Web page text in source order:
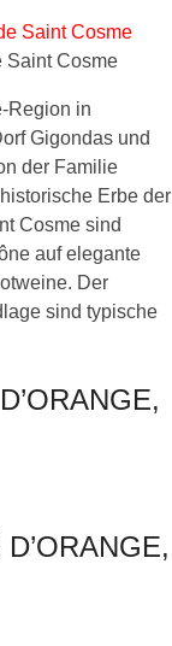
Saint Cosme
Region in
Gigondas und
der Familie
Erbe der
Cosme sind
auf elegante
Der
sind typische